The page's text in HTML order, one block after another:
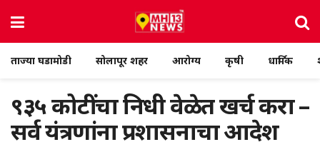
ताज्या घडामोडी सोलापूर शहर आरोग्य कृषी धार्मिक
९३५ कोटींचा निधी वेळेत खर्च करा –
सर्व यंत्रणांना प्रशासनाचा आदेश